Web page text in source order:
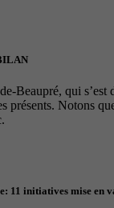
Beaupré, qui
Notons
11 initiatives mise en